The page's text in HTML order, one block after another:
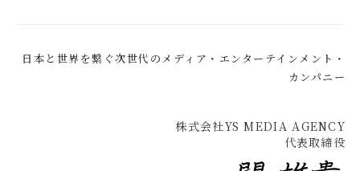
日本と世界を繋ぐ次世代のメディア・エンターテインメント・
カンパニー
株式会社YS MEDIA AGENCY
代表取締役